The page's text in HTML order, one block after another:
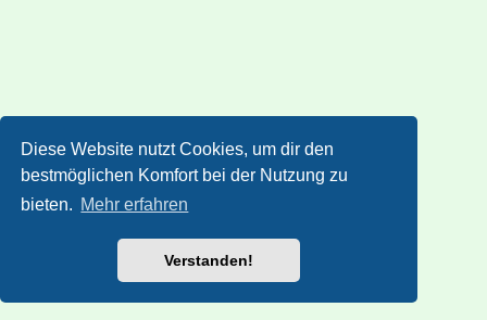
Diese Website nutzt Cookies, um dir den
bestmöglichen Komfort bei der Nutzung zu
bieten. Mehr erfahren
Verstanden!